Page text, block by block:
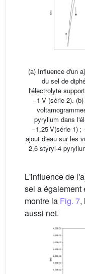
(a) Influence d'un
du sel de
l'électrolyte
−1 V (série 2).
pyrylium dans
−1,25 V(série 1) ;
ajout d'eau sur les
2,6 styryl-4
L'influence de
sel a également
montre la Fig. 7,
aussi net.